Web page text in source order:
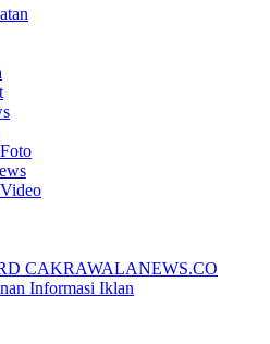
CAKRAWALANEWS.CO
Informasi Iklan